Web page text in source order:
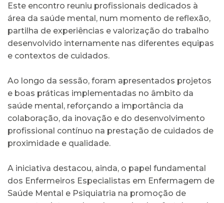
Este encontro reuniu profissionais dedicados à
área da saúde mental, num momento de reflexão,
partilha de experiências e valorização do trabalho
desenvolvido internamente nas diferentes equipas
e contextos de cuidados.
Ao longo da sessão, foram apresentados projetos
e boas práticas implementadas no âmbito da
saúde mental, reforçando a importância da
colaboração, da inovação e do desenvolvimento
profissional contínuo na prestação de cuidados de
proximidade e qualidade.
A iniciativa destacou, ainda, o papel fundamental
dos Enfermeiros Especialistas em Enfermagem de
Saúde Mental e Psiquiatria na promoção de